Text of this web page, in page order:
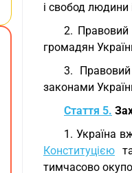
і свобод людини
2. Правовий
громадян
3.
законами
Стаття 5.
1. Україна
Конституцією
тимчасово